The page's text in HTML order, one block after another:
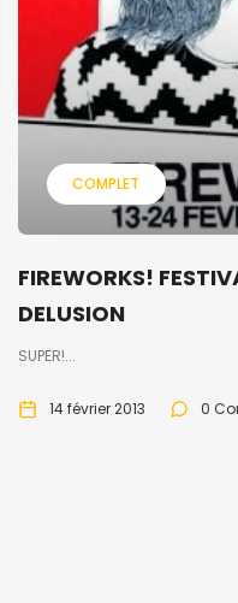
COMPLET
FIREWORKS!
DELUSION
SUPER!...
14 février 2013 0